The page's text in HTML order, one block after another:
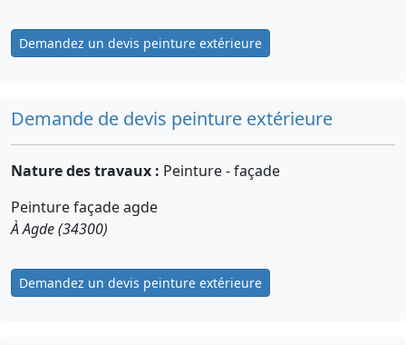
Demandez un devis peinture extérieure
Demande de devis peinture extérieure
Nature des travaux : Peinture - façade
Peinture façade agde
À Agde (34300)
Demandez un devis peinture extérieure